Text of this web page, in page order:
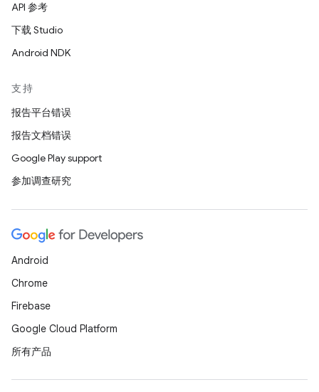
API 参考
下载 Studio
Android NDK
支持
报告平台错误
报告文档错误
Google Play support
参加调查研究
Android
Chrome
Firebase
Google Cloud Platform
所有产品